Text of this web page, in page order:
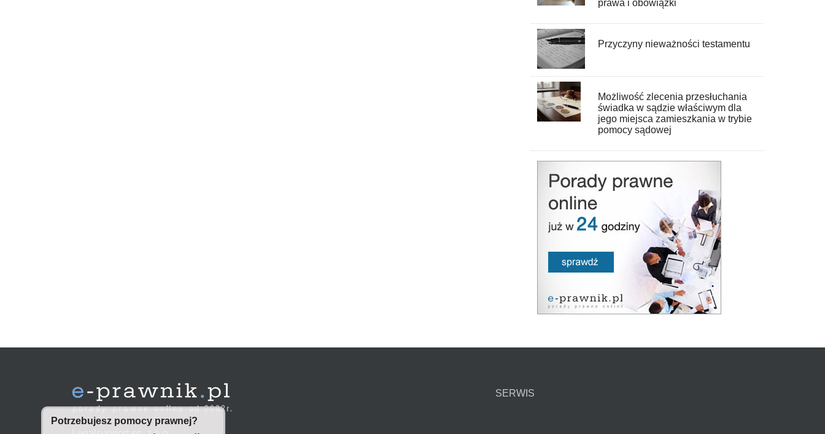
prawa i obowiązki
Przyczyny nieważności testamentu
Możliwość zlecenia przesłuchania
świadka w sądzie właściwym dla
jego miejsca zamieszkania w trybie
pomocy sądowej
SERWIS
Potrzebujesz pomocy prawnej?